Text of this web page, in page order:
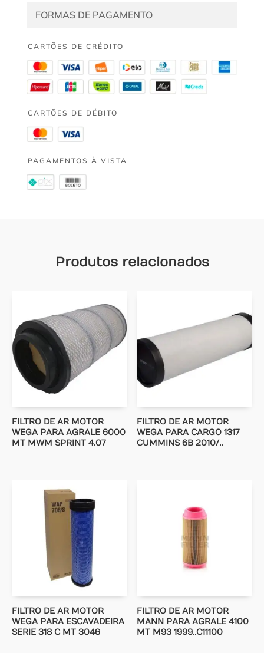
FORMAS DE PAGAMENTO
CARTÕES DE CRÉDITO
CARTÕES DE DÉBITO
PAGAMENTOS À VISTA
Produtos relacionados
FILTRO DE AR MOTOR
WEGA PARA AGRALE 6000
MT MWM SPRINT 4.07
FILTRO DE AR MOTOR
WEGA PARA CARGO 1317
CUMMINS 6B 2010/..
FILTRO DE AR MOTOR
WEGA PARA ESCAVADEIRA
SERIE 318 C MT 3046
FILTRO DE AR MOTOR
MANN PARA AGRALE 4100
MT M93 1999..C11100